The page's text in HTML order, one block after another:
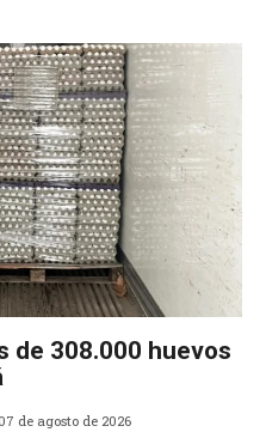
de 308.000 huevos
de agosto de 2026